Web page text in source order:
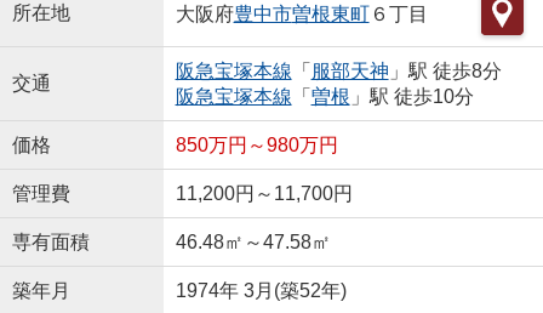
所在地 大阪府豊中市曽根東町６丁目
交通
阪急宝塚本線 「 服部天神 」駅 徒歩8分
阪急宝塚本線 「 曽根 」駅 徒歩10分
価格 850万円～980万円
管理費 11,200円～11,700円
専有面積 46.48㎡～47.58㎡
築年月 1974年 3月(築52年)